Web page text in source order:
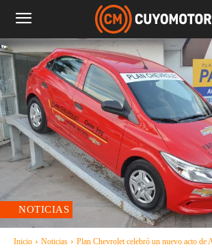
NOTICIAS
Inicio Noticias Plan Chevrolet celebró un nuevo acto de